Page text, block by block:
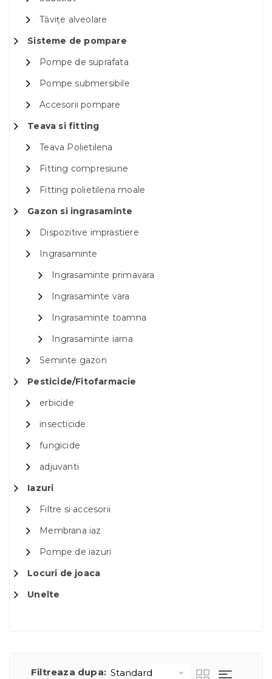
Tăvițe alveolare
Sisteme de pompare
Pompe de suprafata
Pompe submersibile
Accesorii pompare
Teava si fitting
Teava Polietilena
Fitting compresiune
Fitting polietilena moale
Gazon si ingrasaminte
Dispozitive imprastiere
Ingrasaminte
Ingrasaminte primavara
Ingrasaminte vara
Ingrasaminte toamna
Ingrasaminte iarna
Seminte gazon
Pesticide/Fitofarmacie
erbicide
insecticide
fungicide
adjuvanti
Iazuri
Filtre si accesorii
Membrana iaz
Pompe de iazuri
Locuri de joaca
Unelte
Filtreaza dupa: